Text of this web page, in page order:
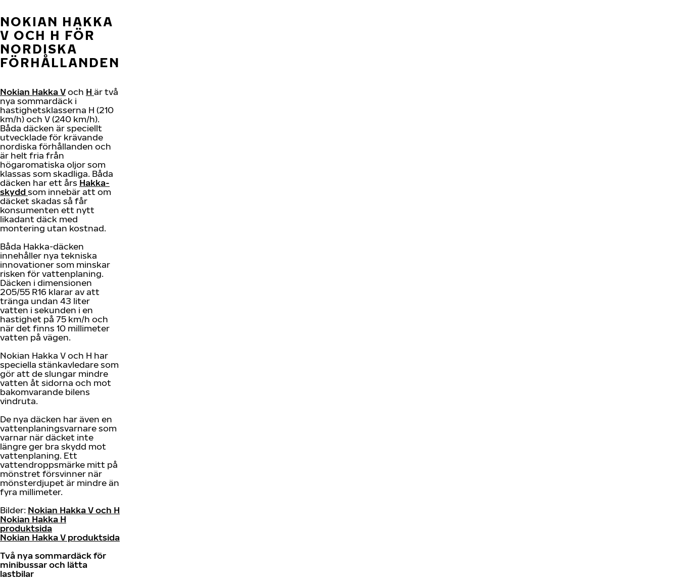
NOKIAN HAKKA
V OCH H FÖR
NORDISKA
FÖRHÅLLANDEN
Nokian Hakka Voch H är två
nya sommardäck i
hastighetsklasserna H (210
km/h) och V (240 km/h).
Båda däcken är speciellt
utvecklade för krävande
nordiska förhållanden och
är helt fria från
högaromatiska oljor som
klassas som skadliga. Båda
däcken har ett års Hakka-
skydd som innebär att om
däcket skadas så får
konsumenten ett nytt
likadant däck med
montering utan kostnad.
Båda Hakka-däcken
innehåller nya tekniska
innovationer som minskar
risken för vattenplaning.
Däcken i dimensionen
205/55 R16 klarar av att
tränga undan 43 liter
vatten i sekunden i en
hastighet på 75 km/h och
när det finns 10 millimeter
vatten på vägen.
Nokian Hakka V och H har
speciella stänkavledare som
gör att de slungar mindre
vatten åt sidorna och mot
bakomvarande bilens
vindruta.
De nya däcken har även en
vattenplaningsvarnare som
varnar när däcket inte
längre ger bra skydd mot
vattenplaning. Ett
vattendroppsmärke mitt på
mönstret försvinner när
mönsterdjupet är mindre än
fyra millimeter.
Bilder: Nokian Hakka V och H
Nokian Hakka H
produktsida
Nokian Hakka V produktsida
Två nya sommardäck för
minibussar och lätta
lastbilar